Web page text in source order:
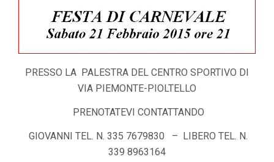
PRESSO LA PALESTRA DEL CENTRO SPORTIVO DI
VIA PIEMONTE-PIOLTELLO
PRENOTATEVI CONTATTANDO
GIOVANNI TEL. N. 335 7679830 – LIBERO TEL. N.
339 8963164